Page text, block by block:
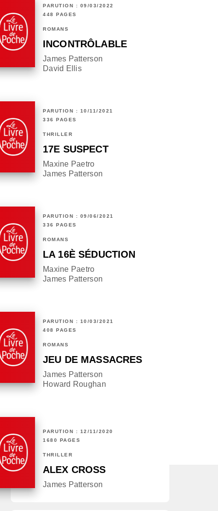
PARUTION : 09/03/2022
448 PAGES
ROMANS
INCONTRÔLABLE
James Patterson
David Ellis
PARUTION : 10/11/2021
336 PAGES
THRILLER
17E SUSPECT
Maxine Paetro
James Patterson
PARUTION : 09/06/2021
336 PAGES
ROMANS
LA 16È SÉDUCTION
Maxine Paetro
James Patterson
PARUTION : 10/03/2021
408 PAGES
ROMANS
JEU DE MASSACRES
James Patterson
Howard Roughan
PARUTION : 12/11/2020
1680 PAGES
THRILLER
ALEX CROSS
James Patterson